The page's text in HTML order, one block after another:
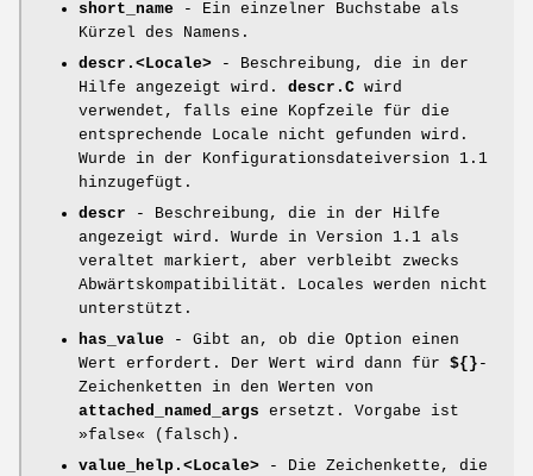
short_name - Ein einzelner Buchstabe als
Kürzel des Namens.
descr.<Locale> - Beschreibung, die in der
Hilfe angezeigt wird. descr.C wird
verwendet, falls eine Kopfzeile für die
entsprechende Locale nicht gefunden wird.
Wurde in der Konfigurationsdateiversion 1.1
hinzugefügt.
descr - Beschreibung, die in der Hilfe
angezeigt wird. Wurde in Version 1.1 als
veraltet markiert, aber verbleibt zwecks
Abwärtskompatibilität. Locales werden nicht
unterstützt.
has_value - Gibt an, ob die Option einen
Wert erfordert. Der Wert wird dann für ${} -
Zeichenketten in den Werten von
attached_named_args ersetzt. Vorgabe ist
»false« (falsch).
value_help.<Locale> - Die Zeichenkette, die